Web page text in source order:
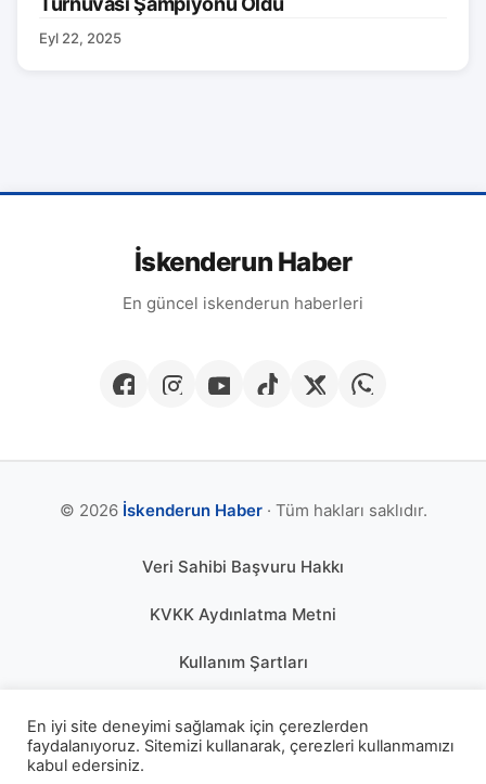
Eyl 22, 2025
İskenderun Haber
En güncel iskenderun haberleri
© 2026 İskenderun Haber· Tüm hakları saklıdır.
Veri Sahibi Başvuru Hakkı
KVKK Aydınlatma Metni
Kullanım Şartları
Çerez Politikası
En iyi site deneyimi sağlamak için çerezlerden
faydalanıyoruz. Sitemizi kullanarak, çerezleri kullanmamızı
kabul edersiniz.